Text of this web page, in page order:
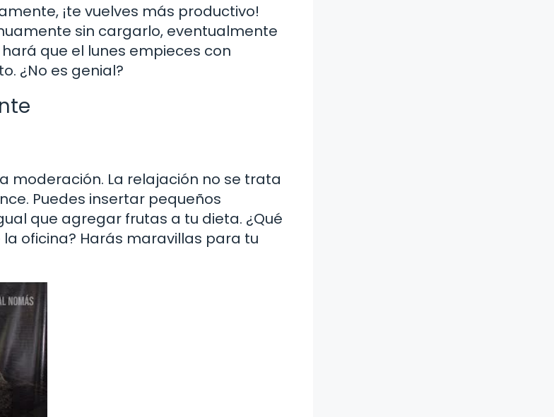
¡te vuelves más productivo!
sin cargarlo, eventualmente
que el lunes empieces con
¿No es genial?
moderación. La relajación no se trata
Puedes insertar pequeños
que agregar frutas a tu dieta. ¿Qué
oficina? Harás maravillas para tu